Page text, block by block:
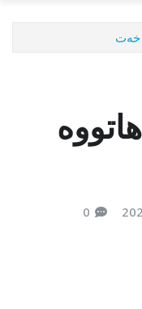
خەت
0